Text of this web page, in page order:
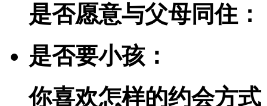
是否愿意与父母同住：
是否要小孩：
你喜欢怎样的约会方式